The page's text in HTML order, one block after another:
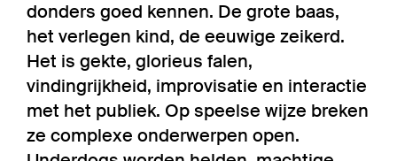
donders goed kennen. De grote baas,
het verlegen kind, de eeuwige zeikerd.
Het is gekte, glorieus falen,
vindingrijkheid, improvisatie en interactie
met het publiek. Op speelse wijze breken
ze complexe onderwerpen open.